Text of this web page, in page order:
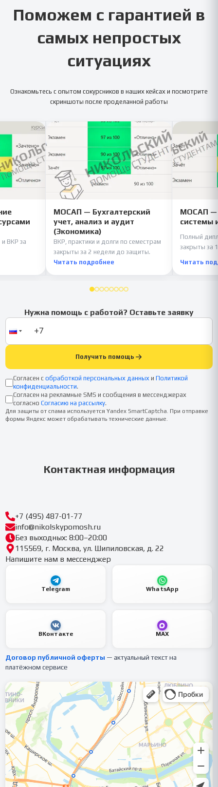
Поможем с гарантией в
самых непростых
ситуациях
Ознакомьтесь с опытом сокурсников в наших кейсах и посмотрите
скриншоты после проделанной работы
и ВКР за
МОСАП — Бухгалтерский
учет, анализ и аудит
(Экономика)
ВКР, практики и долги по семестрам
закрыты за 2 недели до защиты.
Читать подробнее
МОСАП —
системы
Полный
закрыты за
Читать
Нужна помощь с работой? Оставьте заявку
Получить помощь
Согласен с обработкой персональных данных и Политикой
конфиденциальности.
Согласен на рекламные SMS и сообщения в мессенджерах
согласно Согласию на рассылку.
Для защиты от спама используется Yandex SmartCaptcha. При отправке
формы Яндекс может обрабатывать технические данные.
Контактная информация
+7 (495) 487-01-77
info@nikolskypomosh.ru
Без выходных: 8:00–20:00
115569, г. Москва, ул. Шипиловская, д. 22
Напишите нам в мессенджер
Telegram WhatsApp
ВКонтакте MAX
Договор публичной оферты — актуальный текст на
платёжном сервисе